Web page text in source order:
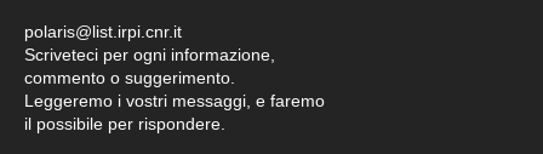
polaris@list.irpi.cnr.it
Scriveteci per ogni informazione,
commento o suggerimento.
Leggeremo i vostri messaggi, e faremo
il possibile per rispondere.